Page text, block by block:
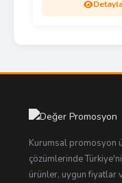
Kurumsal promosyon
çözümlerinde
ürünler, uygun fiyatlar